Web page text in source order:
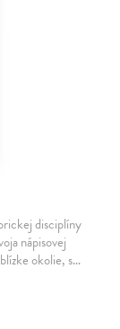
disciplíny
nápisovej
okolie, s…